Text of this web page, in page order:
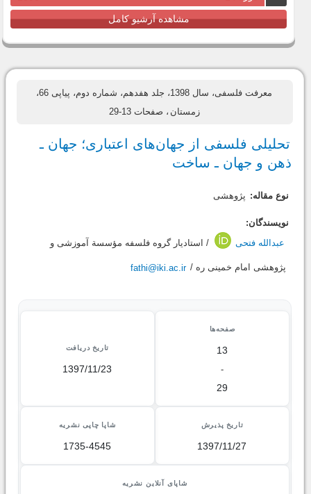
مشاهده آرشیو کامل
معرفت فلسفی، سال 1398، جلد هفدهم، شماره دوم، پیاپی 66،
زمستان ، صفحات 13-29
تحلیلی فلسفی از جهان‌های اعتباری؛ جهان ـ
ذهن و جهان ـ ساخت
نوع مقاله: پژوهشی
نویسندگان:
عبدالله فتحی
/ استادیار گروه فلسفه مؤسسة آموزشی و
پژوهشی امام خمینی ره / fathi@iki.ac.ir
صفحه‌ها
13
-
29
تاریخ دریافت
1397/11/23
تاریخ پذیرش
1397/11/27
شاپا چاپی نشریه
1735-4545
شاپای آنلاین نشریه